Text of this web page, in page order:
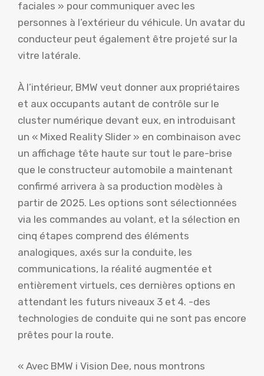
faciales » pour communiquer avec les
personnes à l’extérieur du véhicule. Un avatar du
conducteur peut également être projeté sur la
vitre latérale.
À l’intérieur, BMW veut donner aux propriétaires
et aux occupants autant de contrôle sur le
cluster numérique devant eux, en introduisant
un « Mixed Reality Slider » en combinaison avec
un affichage tête haute sur tout le pare-brise
que le constructeur automobile a maintenant
confirmé arrivera à sa production modèles à
partir de 2025. Les options sont sélectionnées
via les commandes au volant, et la sélection en
cinq étapes comprend des éléments
analogiques, axés sur la conduite, les
communications, la réalité augmentée et
entièrement virtuels, ces dernières options en
attendant les futurs niveaux 3 et 4. -des
technologies de conduite qui ne sont pas encore
prêtes pour la route.
« Avec BMW i Vision Dee, nous montrons